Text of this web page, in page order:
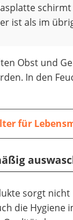
ist als im
Obst und
In den
für
sorgt nicht
die Hygiene